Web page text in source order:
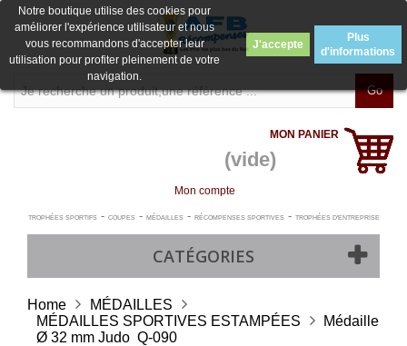
Go
MON PANIER
(vide)
Mon compte
TROPHÉES SPORTIFS- COUPES- MÉDAILLES- RÉCOMPENSES SPORTIVES- TROPHÉES D'ENTREPRISE
CATÉGORIES
Notre boutique utilise des cookies pour
améliorer l'expérience utilisateur et nous
vous recommandons d'accepter leur
utilisation pour profiter pleinement de votre
navigation.
J'accepte
Plus
d'informations
Home
MÉDAILLES
MÉDAILLES SPORTIVES ESTAMPÉES
Médaille
Ø 32 mm Judo  Q-090